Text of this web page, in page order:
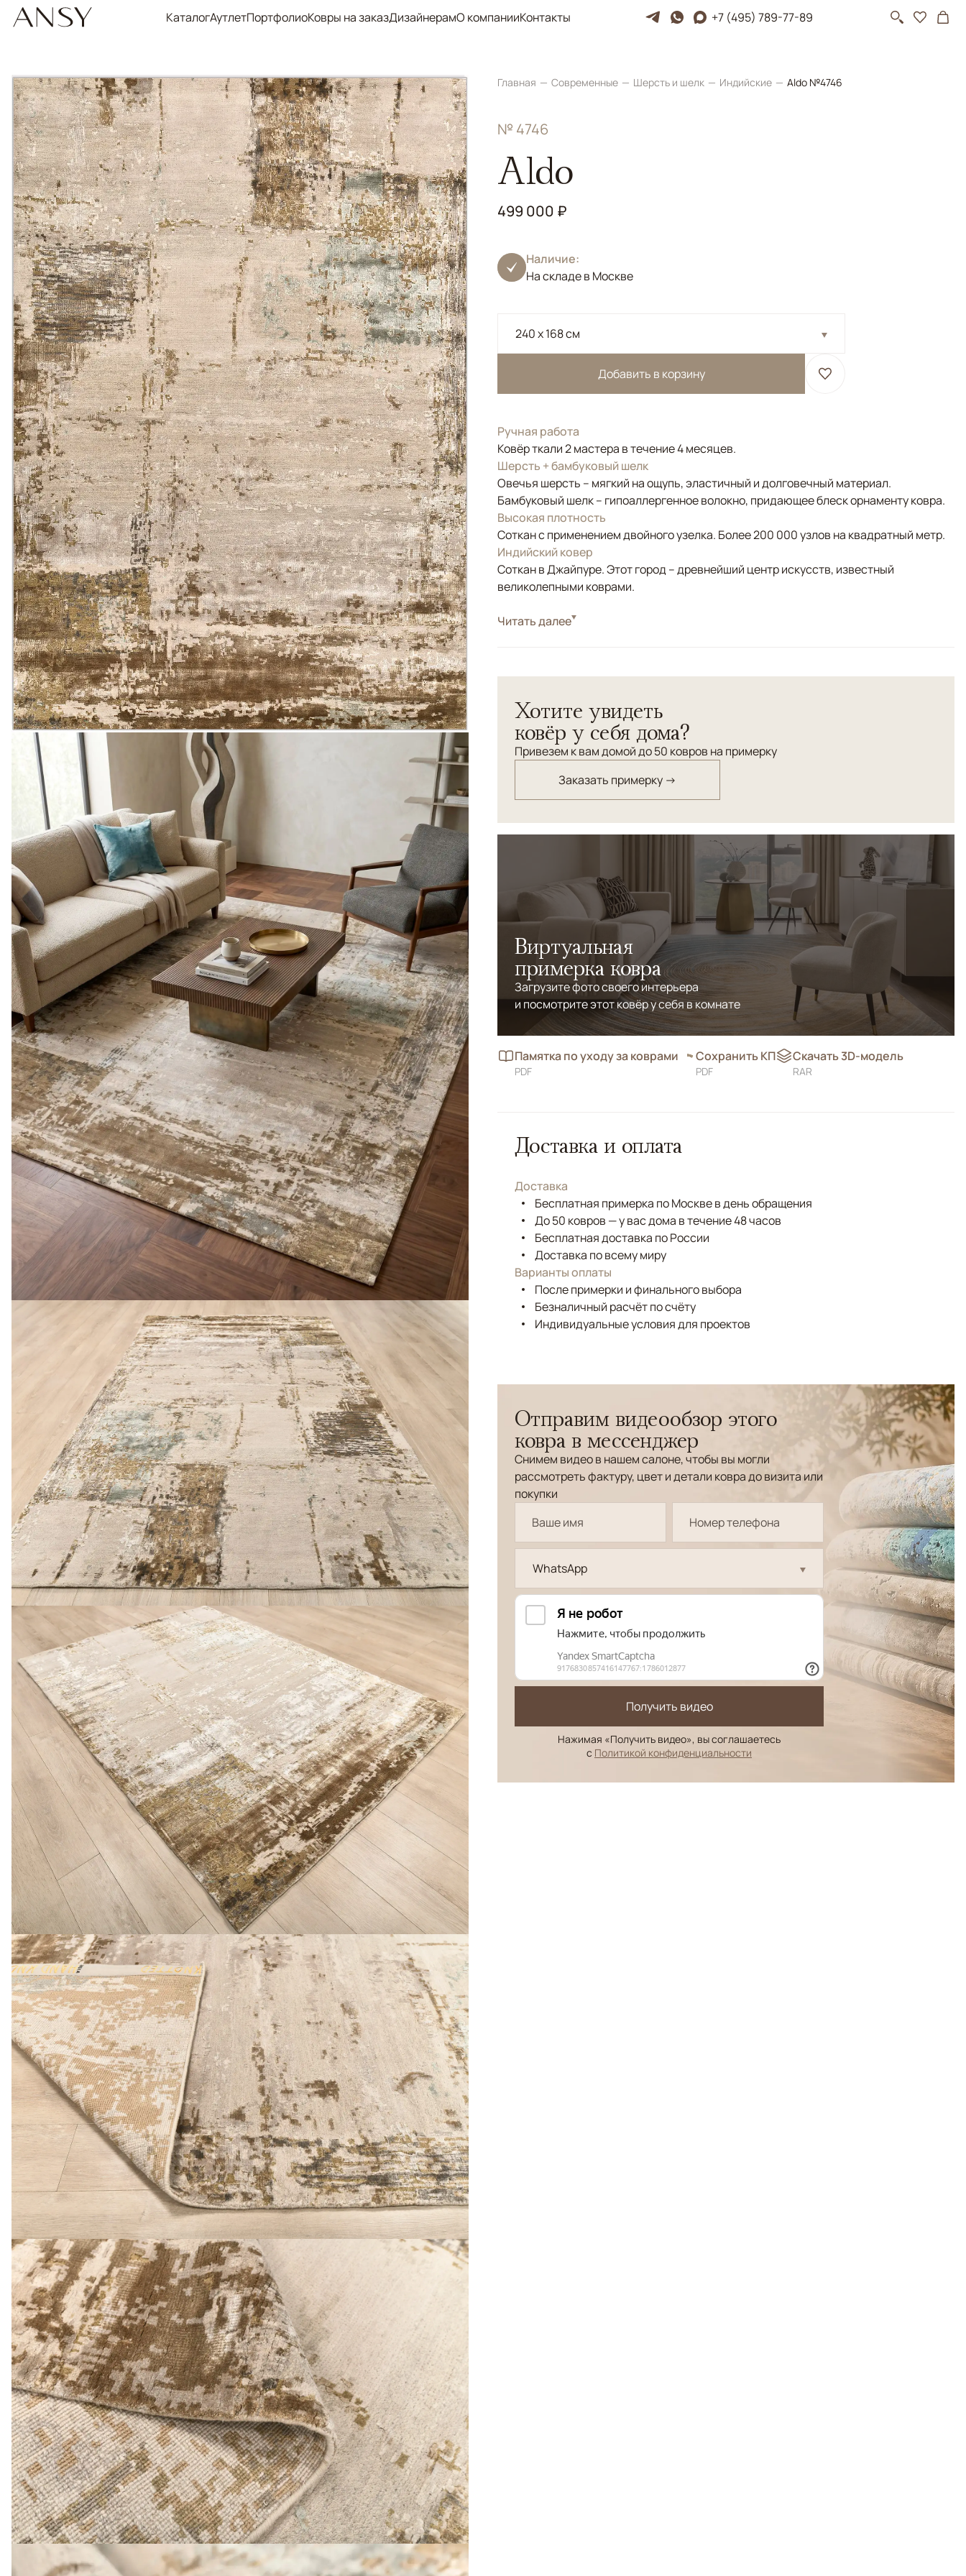
КаталогАутлетПортфолиоКовры на заказДизайнерамО компанииКонтакты +7 (495) 789-77-89
Главная Современные Шерсть и шелк Индийские Aldo №4746
№ 4746
Aldo
499 000 ₽
Наличие:
На складе в Москве
240 x 168 см
Добавить в корзину
Ручная работа
Ковёр ткали 2 мастера в течение 4 месяцев.
Шерсть + бамбуковый шелк
Овечья шерсть – мягкий на ощупь, эластичный и долговечный материал.
Бамбуковый шелк – гипоаллергенное волокно, придающее блеск орнаменту ковра.
Высокая плотность
Соткан с применением двойного узелка. Более 200 000 узлов на квадратный метр.
Индийский ковер
Соткан в Джайпуре. Этот город – древнейший центр искусств, известный
великолепными коврами.
СтильСовременные
Читать далее
Хотите увидеть
ковёр у себя дома?
Привезем к вам домой до 50 ковров на примерку
Заказать примерку →
Виртуальная
примерка ковра
Загрузите фото своего интерьера
и посмотрите этот ковёр у себя в комнате
Памятка по уходу за коврами
PDF
Сохранить КП
PDF
Скачать 3D-модель
RAR
Доставка и оплата
Доставка
Бесплатная примерка по Москве в день обращения
До 50 ковров — у вас дома в течение 48 часов
Бесплатная доставка по России
Доставка по всему миру
Варианты оплаты
После примерки и финального выбора
Безналичный расчёт по счёту
Индивидуальные условия для проектов
Отправим видеообзор этого
ковра в мессенджер
Снимем видео в нашем салоне, чтобы вы могли
рассмотреть фактуру, цвет и детали ковра до визита или
покупки
WhatsApp
Получить видео
Нажимая «Получить видео», вы соглашаетесь
с Политикой конфиденциальности